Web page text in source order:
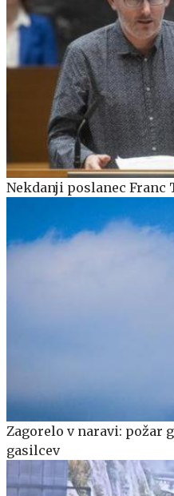
Nekdanji poslanec
Zagorelo v naravi:
gasilcev